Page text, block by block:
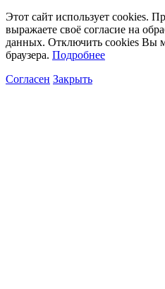
Этот сайт использует cookies.
выражаете своё согласие на
данных. Отключить cookies Вы
браузера. Подробнее
Согласен Закрыть